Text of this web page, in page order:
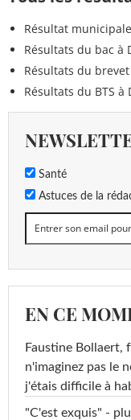
Résultat
Résultats du bac à
Résultats du
Résultats du BTS à
Santé
Astuces de la
EN CE
Faustine Bollaert,
n'imaginez pas le
j'étais difficile à
"C'est exquis" -